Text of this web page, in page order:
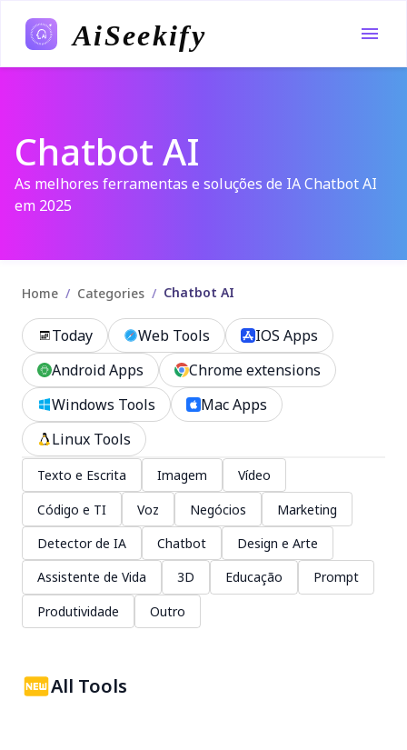
AiSeekify
Chatbot AI
As melhores ferramentas e soluções de IA Chatbot AI
em 2025
Home / Categories / Chatbot AI
Today Web Tools
IOS Apps
Android Apps
Chrome extensions
Windows Tools
Mac Apps
Linux Tools
Texto e Escrita Imagem
Vídeo
Código e TI
Voz Negócios
Marketing
Detector de IA
Chatbot
Design e Arte
Assistente de Vida
3D Educação
Prompt
Produtividade
Outro
All Tools